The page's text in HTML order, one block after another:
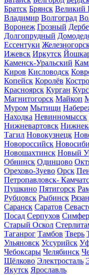
Братск Брянск Великий
Владимир Волгоград
Воронеж Грозный
Долгопрудный
Ессентуки
Ижевск Иркутск
Каменск-Уральский
Киров Кисловодск
Копейск Королёв
Красноярск Курган
Магнитогорск Майкоп
Муром Мытищи
Находка Невинномысск
Нижневартовск
Тагил Новокузнецк
Новороссийск
Новошахтинск Новый
Обнинск Одинцово
Орехово-Зуево Орск
Петропавловск-
Пушкино Пятигорск
Рубцовск Рыбинск
Саранск Саратов
Посад Серпухов
Старый Оскол
Таганрог Тамбов Тверь
Ульяновск Уссурийск
Чебоксары Челябинск
Щёлково Электросталь
Якутск Ярославль